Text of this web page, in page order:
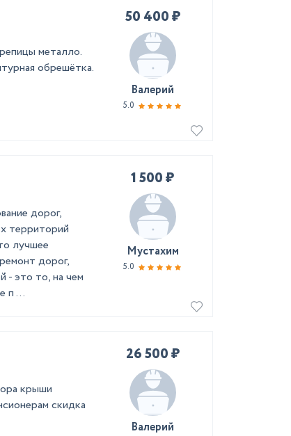
металло.
обрешётка.
50 400 ₽
Валерий
5.0
дорог,
территорий
лучшее
дорог,
- это то, на чем
п ...
1 500 ₽
Мустахим
5.0
крыши
скидка
26 500 ₽
Валерий